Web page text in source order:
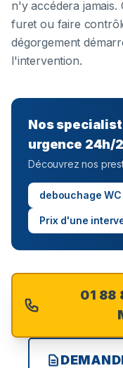
n'y accédera jamais.
furet ou faire
dégorgement
l'intervention.
Nos
urgence 24h/
Découvrez nos
debouchage WC
Prix d'une
01 88